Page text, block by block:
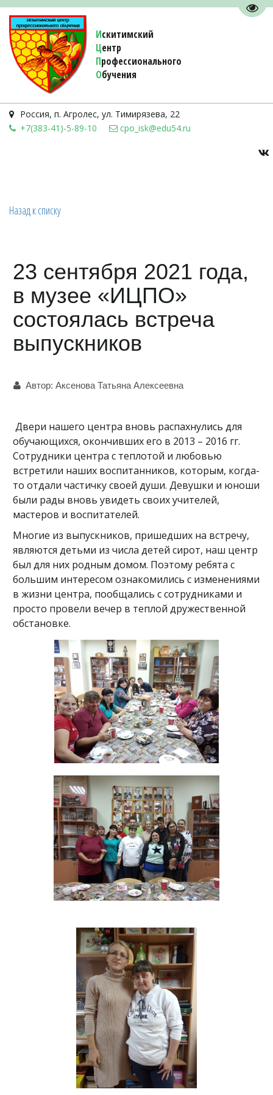
Искитимский
Центр
Профессионального
Обучения
Россия, п. Агролес, ул. Тимирязева, 22
+7(383-41)-5-89-10
cpo_isk@edu54.ru
Назад к списку
23 сентября 2021 года,
в музее «ИЦПО»
состоялась встреча
выпускников
Автор: Аксенова Татьяна Алексеевна
Двери нашего центра вновь распахнулись для
обучающихся, окончивших его в 2013 – 2016 гг.
Сотрудники центра с теплотой и любовью
встретили наших воспитанников, которым, когда-
то отдали частичку своей души. Девушки и юноши
были рады вновь увидеть своих учителей,
мастеров и воспитателей.
Многие из выпускников, пришедших на встречу,
являются детьми из числа детей сирот, наш центр
был для них родным домом. Поэтому ребята с
большим интересом ознакомились с изменениями
в жизни центра, пообщались с сотрудниками и
просто провели вечер в теплой дружественной
обстановке.